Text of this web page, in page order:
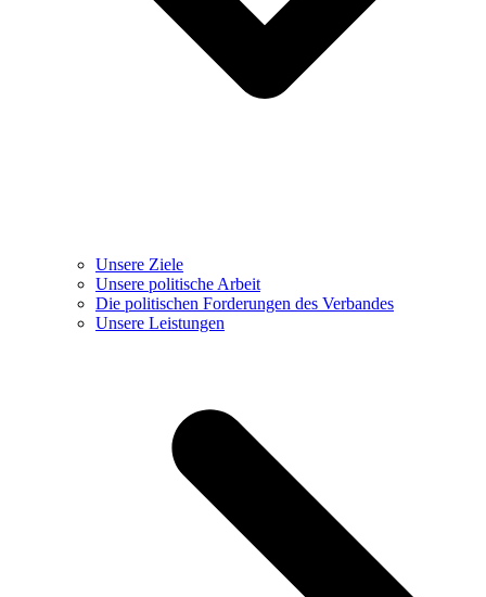
Unsere Ziele
Unsere politische Arbeit
Die politischen Forderungen des Verbandes
Unsere Leistungen